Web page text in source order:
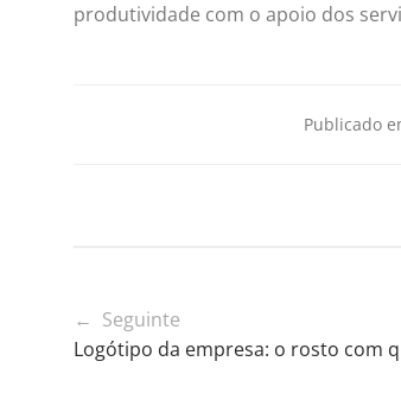
produtividade com o apoio dos
Publicado
← Seguinte
Logótipo da empresa: o rosto com